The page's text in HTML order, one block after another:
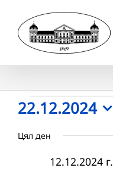
content
Събития
for
22.12.2024
22.12.2024
date.
Цял ден
12.12.2024 г.